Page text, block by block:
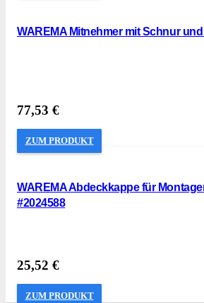
WAREMA Mitnehmer mit Schnur
77,53 €
ZUM PRODUKT
WAREMA Abdeckkappe für
#2024588
25,52 €
ZUM PRODUKT